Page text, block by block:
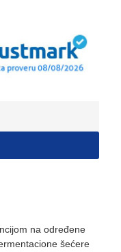
na određene
šećere